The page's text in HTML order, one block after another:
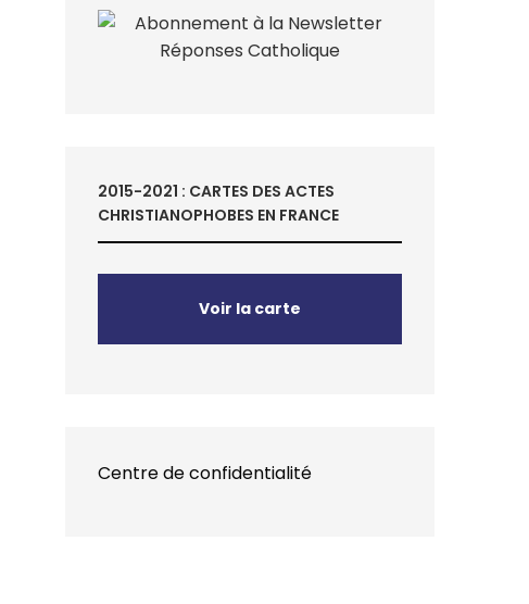
2015-2021 : CARTES DES ACTES
CHRISTIANOPHOBES EN FRANCE
Voir la carte
Centre de confidentialité